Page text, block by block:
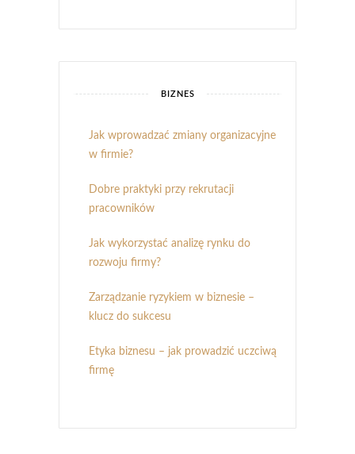
BIZNES
Jak wprowadzać zmiany organizacyjne
w firmie?
Dobre praktyki przy rekrutacji
pracowników
Jak wykorzystać analizę rynku do
rozwoju firmy?
Zarządzanie ryzykiem w biznesie –
klucz do sukcesu
Etyka biznesu – jak prowadzić uczciwą
firmę